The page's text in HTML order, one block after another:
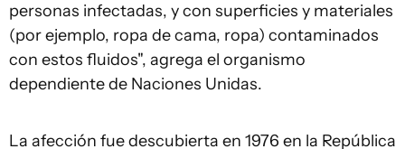
personas infectadas, y con superficies y materiales
(por ejemplo, ropa de cama, ropa) contaminados
con estos fluidos", agrega el organismo
dependiente de Naciones Unidas.
La afección fue descubierta en 1976 en la República